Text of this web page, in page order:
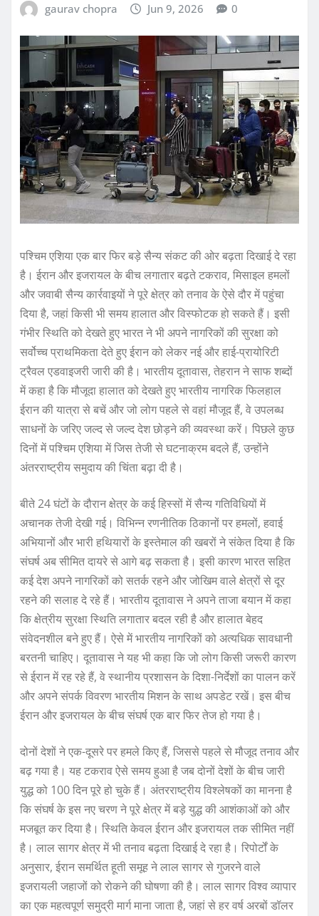
gaurav chopra Jun 9, 2026 0
पश्चिम एशिया एक बार फिर बड़े सैन्य संकट की ओर बढ़ता दिखाई दे रहा
है। ईरान और इजरायल के बीच लगातार बढ़ते टकराव, मिसाइल हमलों
और जवाबी सैन्य कार्रवाइयों ने पूरे क्षेत्र को तनाव के ऐसे दौर में पहुंचा
दिया है, जहां किसी भी समय हालात और विस्फोटक हो सकते हैं। इसी
गंभीर स्थिति को देखते हुए भारत ने भी अपने नागरिकों की सुरक्षा को
सर्वोच्च प्राथमिकता देते हुए ईरान को लेकर नई और हाई-प्रायोरिटी
ट्रैवल एडवाइजरी जारी की है। भारतीय दूतावास, तेहरान ने साफ शब्दों
में कहा है कि मौजूदा हालात को देखते हुए भारतीय नागरिक फिलहाल
ईरान की यात्रा से बचें और जो लोग पहले से वहां मौजूद हैं, वे उपलब्ध
साधनों के जरिए जल्द से जल्द देश छोड़ने की व्यवस्था करें। पिछले कुछ
दिनों में पश्चिम एशिया में जिस तेजी से घटनाक्रम बदले हैं, उन्होंने
अंतरराष्ट्रीय समुदाय की चिंता बढ़ा दी है।
बीते 24 घंटों के दौरान क्षेत्र के कई हिस्सों में सैन्य गतिविधियों में
अचानक तेजी देखी गई। विभिन्न रणनीतिक ठिकानों पर हमलों, हवाई
अभियानों और भारी हथियारों के इस्तेमाल की खबरों ने संकेत दिया है कि
संघर्ष अब सीमित दायरे से आगे बढ़ सकता है। इसी कारण भारत सहित
कई देश अपने नागरिकों को सतर्क रहने और जोखिम वाले क्षेत्रों से दूर
रहने की सलाह दे रहे हैं। भारतीय दूतावास ने अपने ताजा बयान में कहा
कि क्षेत्रीय सुरक्षा स्थिति लगातार बदल रही है और हालात बेहद
संवेदनशील बने हुए हैं। ऐसे में भारतीय नागरिकों को अत्यधिक सावधानी
बरतनी चाहिए। दूतावास ने यह भी कहा कि जो लोग किसी जरूरी कारण
से ईरान में रह रहे हैं, वे स्थानीय प्रशासन के दिशा-निर्देशों का पालन करें
और अपने संपर्क विवरण भारतीय मिशन के साथ अपडेट रखें। इस बीच
ईरान और इजरायल के बीच संघर्ष एक बार फिर तेज हो गया है।
दोनों देशों ने एक-दूसरे पर हमले किए हैं, जिससे पहले से मौजूद तनाव और
बढ़ गया है। यह टकराव ऐसे समय हुआ है जब दोनों देशों के बीच जारी
युद्ध को 100 दिन पूरे हो चुके हैं। अंतरराष्ट्रीय विश्लेषकों का मानना है
कि संघर्ष के इस नए चरण ने पूरे क्षेत्र में बड़े युद्ध की आशंकाओं को और
मजबूत कर दिया है। स्थिति केवल ईरान और इजरायल तक सीमित नहीं
है। लाल सागर क्षेत्र में भी तनाव बढ़ता दिखाई दे रहा है। रिपोर्टों के
अनुसार, ईरान समर्थित हूती समूह ने लाल सागर से गुजरने वाले
इजरायली जहाजों को रोकने की घोषणा की है। लाल सागर विश्व व्यापार
का एक महत्वपूर्ण समुद्री मार्ग माना जाता है, जहां से हर वर्ष अरबों डॉलर